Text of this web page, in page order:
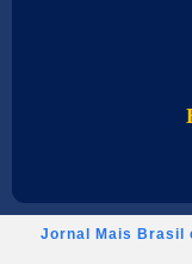
Jornal Mais Brasil